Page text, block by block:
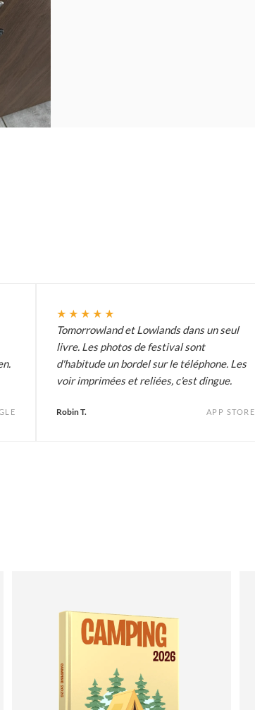
★★★★★
Tomorrowland et Lowlands dans un seul
livre. Les photos de festival sont
d'habitude un bordel sur le téléphone. Les
voir imprimées et reliées, c'est dingue.
Robin T. APP STORE